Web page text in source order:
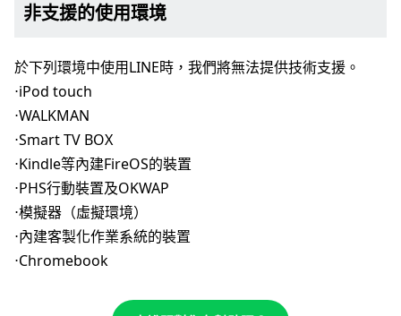
非支援的使用環境
於下列環境中使用LINE時，我們將無法提供技術支援。
⋅iPod touch
⋅WALKMAN
⋅Smart TV BOX
⋅Kindle等內建FireOS的裝置
⋅PHS行動裝置及OKWAP
⋅模擬器（虛擬環境）
⋅內建客製化作業系統的裝置
⋅Chromebook